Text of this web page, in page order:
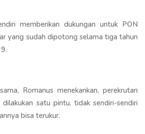
memberikan dukungan untuk PON
yang sudah dipotong selama tiga tahun
Romanus menekankan, perekrutan
satu pintu, tidak sendiri-sendiri
bisa terukur.